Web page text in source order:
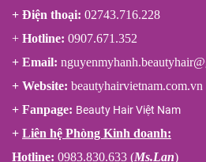
+ Điện thoại: 02743.716.228
+ Hotline: 0907.671.352
+ Email:
+ Website: beautyhairvietnam.com.vn
+ Fanpage: Beauty Hair Việt Nam
+ Liên hệ Phòng Kinh doanh:
Hotline: 0983.830.633 (Ms.Lan)